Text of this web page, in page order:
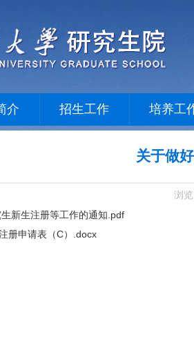
介 招生工作 培养工
关于做
浏
新生注册等工作的通知.pdf
册申请表（C）.docx